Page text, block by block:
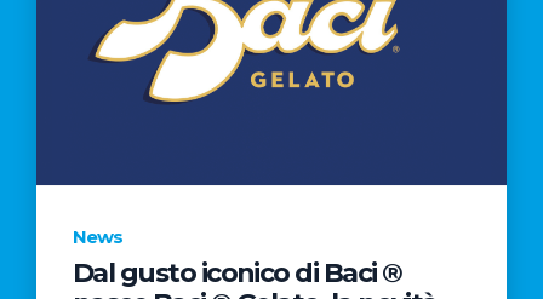
News
Dal gusto iconico di Baci ®